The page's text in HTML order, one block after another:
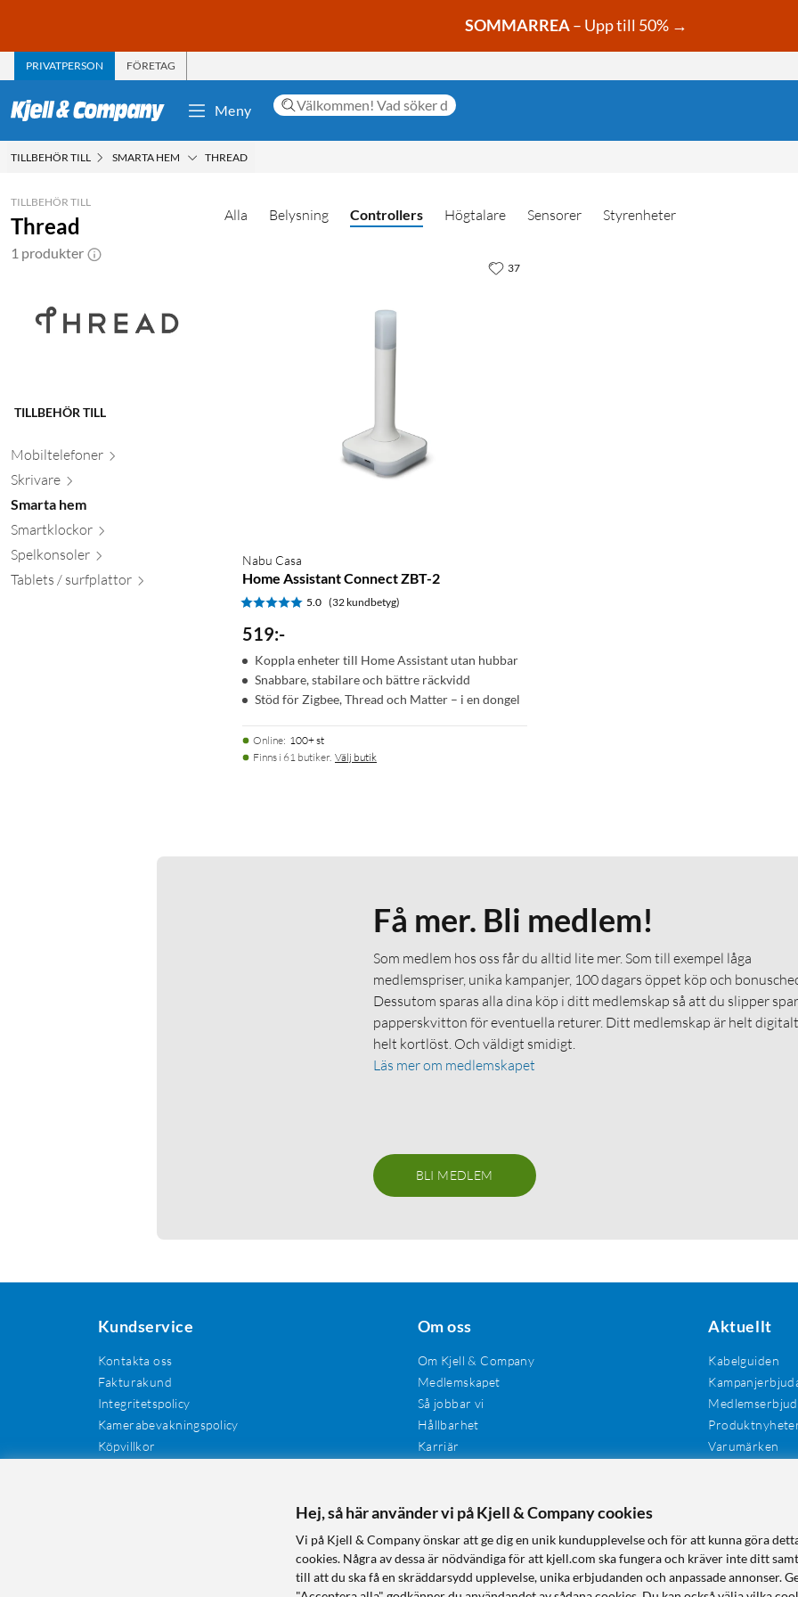
SOMMARREA– Upp till 50% →
PRIVATPERSON FÖRETAG
Meny
TILLBEHÖR TILL SMARTA HEM THREAD
TILLBEHÖR TILL
Thread
1 produkter
TILLBEHÖR TILL
Mobiltelefoner
Skrivare
Smarta hem
Smartklockor
Spelkonsoler
Tablets / surfplattor
Alla Belysning Controllers Högtalare Sensorer Styrenheter
Nabu Casa
Home Assistant Connect ZBT-2
5.0 (32 kundbetyg)
519:-
Koppla enheter till Home Assistant utan hubbar
Snabbare, stabilare och bättre räckvidd
Stöd för Zigbee, Thread och Matter – i en dongel
Online: 100+ st
Finns i 61 butiker. Välj butik
37
Få mer. Bli medlem!
Som medlem hos oss får du alltid lite mer. Som till exempel låga
medlemspriser, unika kampanjer, 100 dagars öppet köp och
Dessutom sparas alla dina köp i ditt medlemskap så att du slipper
papperskvitton för eventuella returer. Ditt medlemskap är helt
helt kortlöst. Och väldigt smidigt.
Läs mer om medlemskapet
BLI MEDLEM
Kundservice
Kontakta oss
Fakturakund
Integritetspolicy
Kamerabevakningspolicy
Köpvillkor
Om oss
Om Kjell & Company
Medlemskapet
Så jobbar vi
Hållbarhet
Karriär
Tillgänglighet
Aktuellt
Kabelguiden
Varumärken
Hej, så här använder vi på Kjell & Company cookies
Vi på Kjell & Company önskar att ge dig en unik kundupplevelse och för att kunna göra
cookies. Några av dessa är nödvändiga för att kjell.com ska fungera och kräver inte ditt
till att du ska få en skräddarsydd upplevelse, unika erbjudanden och anpassade annonser.